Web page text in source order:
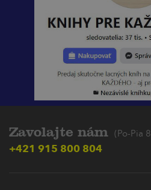
Zavolajte nám (Po-Pia
+421 915 800 804